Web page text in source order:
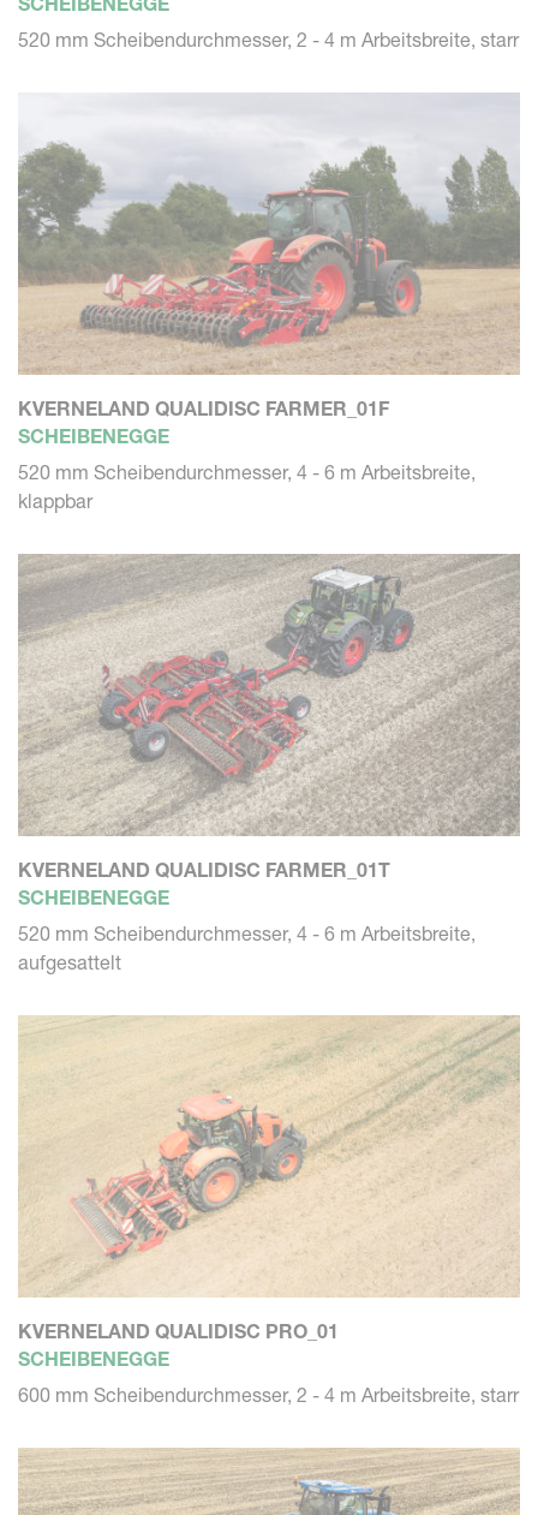
520 mm Scheibendurchmesser, 2 - 4 m Arbeitsbreite, starr
KVERNELAND QUALIDISC FARMER_01F
SCHEIBENEGGE
520 mm Scheibendurchmesser, 4 - 6 m Arbeitsbreite,
klappbar
KVERNELAND QUALIDISC FARMER_01T
SCHEIBENEGGE
520 mm Scheibendurchmesser, 4 - 6 m Arbeitsbreite,
aufgesattelt
KVERNELAND QUALIDISC PRO_01
SCHEIBENEGGE
600 mm Scheibendurchmesser, 2 - 4 m Arbeitsbreite, starr